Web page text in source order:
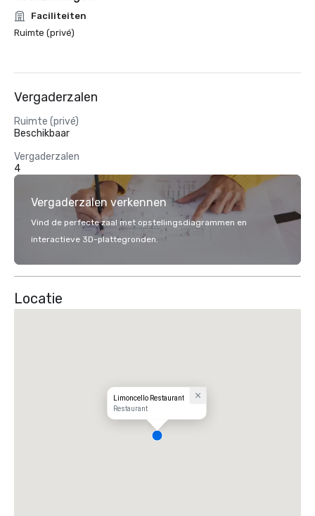
Faciliteiten
Ruimte (privé)
Vergaderzalen
Ruimte (privé)
Beschikbaar
Vergaderzalen
4
Vergaderzalen verkennen
Vind de perfecte zaal met opstellingsdiagrammen en
interactieve 3D-plattegronden.
Locatie
Limoncello Restaurant
Restaurant